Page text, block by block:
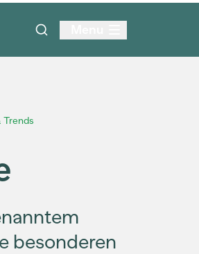
Trends
besonderen